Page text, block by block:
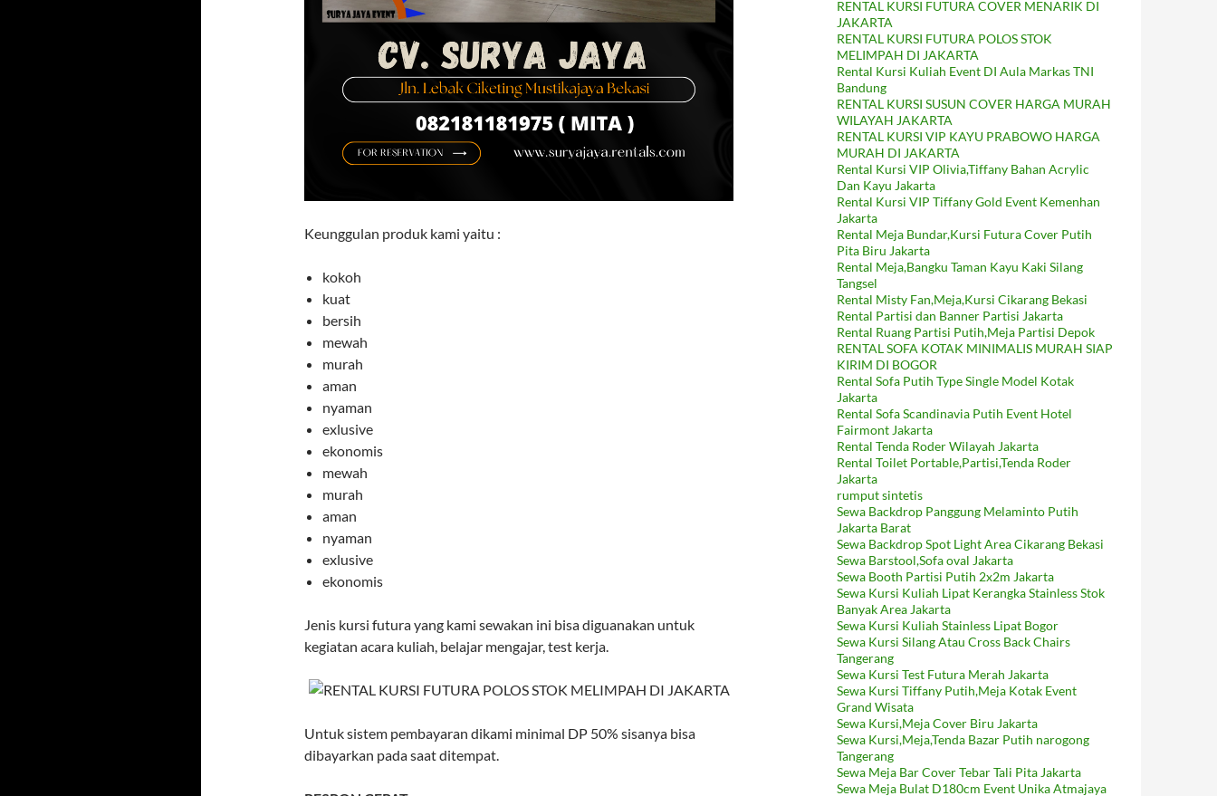
Keunggulan produk kami yaitu :
kokoh
kuat
bersih
mewah
murah
aman
nyaman
exlusive
ekonomis
mewah
murah
aman
nyaman
exlusive
ekonomis
Jenis kursi futura yang kami sewakan ini bisa diguanakan untuk
kegiatan acara kuliah, belajar mengajar, test kerja.
Untuk sistem pembayaran dikami minimal DP 50% sisanya bisa
dibayarkan pada saat ditempat.
RENTAL KURSI FUTURA COVER MENARIK DI
JAKARTA
RENTAL KURSI FUTURA POLOS STOK
MELIMPAH DI JAKARTA
Rental Kursi Kuliah Event DI Aula Markas TNI
Bandung
RENTAL KURSI SUSUN COVER HARGA MURAH
WILAYAH JAKARTA
RENTAL KURSI VIP KAYU PRABOWO HARGA
MURAH DI JAKARTA
Rental Kursi VIP Olivia,Tiffany Bahan Acrylic
Dan Kayu Jakarta
Rental Kursi VIP Tiffany Gold Event Kemenhan
Jakarta
Rental Meja Bundar,Kursi Futura Cover Putih
Pita Biru Jakarta
Rental Meja,Bangku Taman Kayu Kaki Silang
Tangsel
Rental Misty Fan,Meja,Kursi Cikarang Bekasi
Rental Partisi dan Banner Partisi Jakarta
Rental Ruang Partisi Putih,Meja Partisi Depok
RENTAL SOFA KOTAK MINIMALIS MURAH SIAP
KIRIM DI BOGOR
Rental Sofa Putih Type Single Model Kotak
Jakarta
Rental Sofa Scandinavia Putih Event Hotel
Fairmont Jakarta
Rental Tenda Roder Wilayah Jakarta
Rental Toilet Portable,Partisi,Tenda Roder
Jakarta
rumput sintetis
Sewa Backdrop Panggung Melaminto Putih
Jakarta Barat
Sewa Backdrop Spot Light Area Cikarang Bekasi
Sewa Barstool,Sofa oval Jakarta
Sewa Booth Partisi Putih 2x2m Jakarta
Sewa Kursi Kuliah Lipat Kerangka Stainless Stok
Banyak Area Jakarta
Sewa Kursi Kuliah Stainless Lipat Bogor
Sewa Kursi Silang Atau Cross Back Chairs
Tangerang
Sewa Kursi Test Futura Merah Jakarta
Sewa Kursi Tiffany Putih,Meja Kotak Event
Grand Wisata
Sewa Kursi,Meja Cover Biru Jakarta
Sewa Kursi,Meja,Tenda Bazar Putih narogong
Tangerang
Sewa Meja Bar Cover Tebar Tali Pita Jakarta
Sewa Meja Bulat D180cm Event Unika Atmajaya